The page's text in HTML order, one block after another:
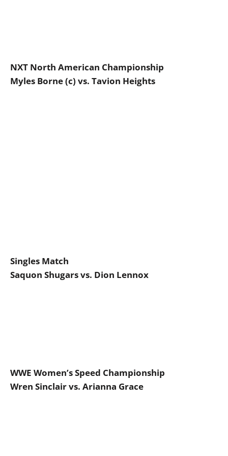
NXT North American Championship
Myles Borne (c) vs. Tavion Heights
Singles Match
Saquon Shugars vs. Dion Lennox
WWE Women’s Speed Championship
Wren Sinclair vs. Arianna Grace